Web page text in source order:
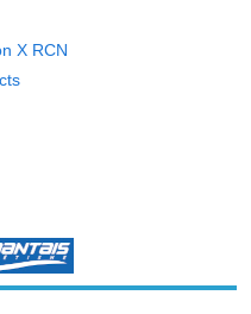
X RCN